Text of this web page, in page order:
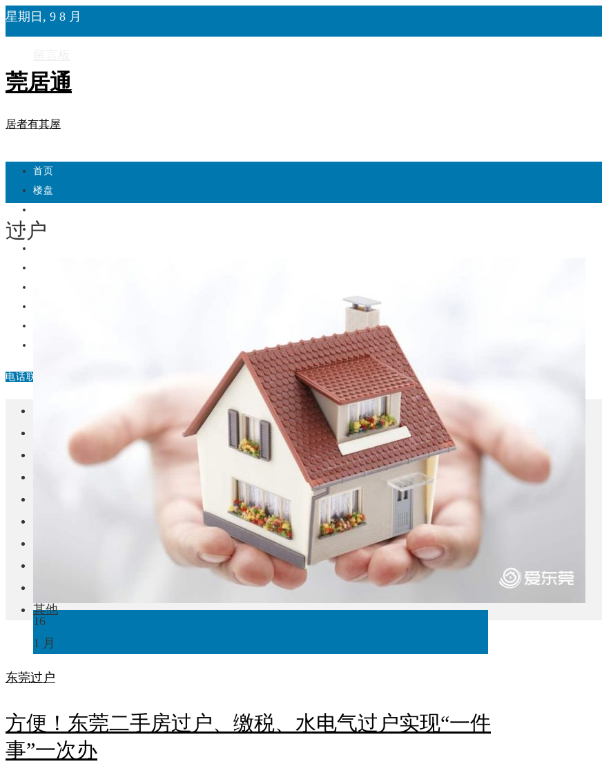
星期日, 9 8 月
莞居通
居者有其屋
首页
楼盘
住宅
电话联系
其他
过户
16
1 月
东莞过户
方便！东莞二手房过户、缴税、水电气过户实现“一件
事”一次办